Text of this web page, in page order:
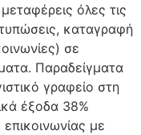
όλες τις
καταγραφή
σε
Παραδείγματα
γραφείο στη
έξοδα 38%
με